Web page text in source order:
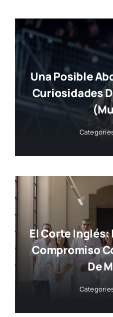
Una Posible
Curiosidades
El Corte
Compromiso
De